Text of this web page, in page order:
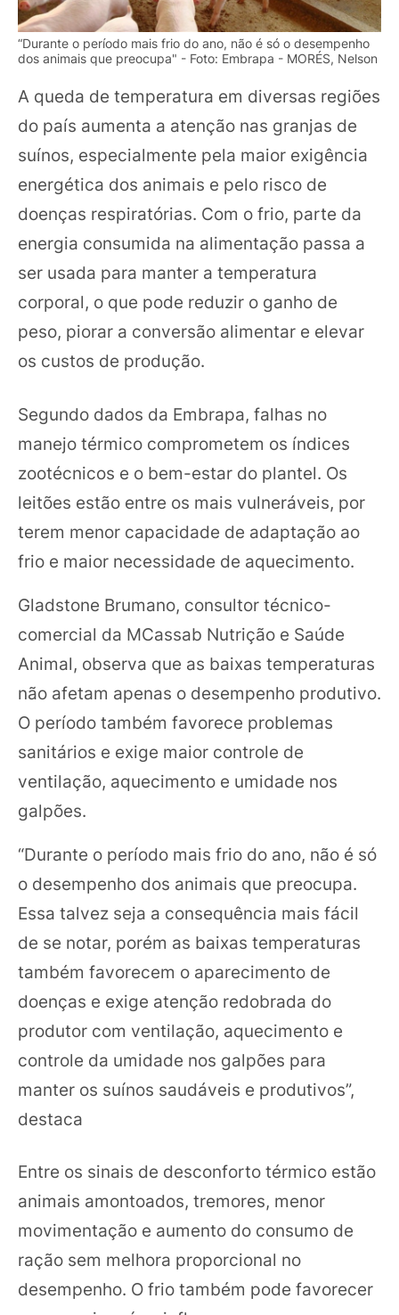
“Durante o período mais frio do ano, não é só o desempenho
dos animais que preocupa" - Foto: Embrapa - MORÉS, Nelson
A queda de temperatura em diversas regiões
do país aumenta a atenção nas granjas de
suínos, especialmente pela maior exigência
energética dos animais e pelo risco de
doenças respiratórias. Com o frio, parte da
energia consumida na alimentação passa a
ser usada para manter a temperatura
corporal, o que pode reduzir o ganho de
peso, piorar a conversão alimentar e elevar
os custos de produção.
Segundo dados da Embrapa, falhas no
manejo térmico comprometem os índices
zootécnicos e o bem-estar do plantel. Os
leitões estão entre os mais vulneráveis, por
terem menor capacidade de adaptação ao
frio e maior necessidade de aquecimento.
Gladstone Brumano, consultor técnico-
comercial da MCassab Nutrição e Saúde
Animal, observa que as baixas temperaturas
não afetam apenas o desempenho produtivo.
O período também favorece problemas
sanitários e exige maior controle de
ventilação, aquecimento e umidade nos
galpões.
“Durante o período mais frio do ano, não é só
o desempenho dos animais que preocupa.
Essa talvez seja a consequência mais fácil
de se notar, porém as baixas temperaturas
também favorecem o aparecimento de
doenças e exige atenção redobrada do
produtor com ventilação, aquecimento e
controle da umidade nos galpões para
manter os suínos saudáveis e produtivos”,
destaca
Entre os sinais de desconforto térmico estão
animais amontoados, tremores, menor
movimentação e aumento do consumo de
ração sem melhora proporcional no
desempenho. O frio também pode favorecer